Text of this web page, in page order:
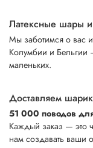
Латексные шары
Мы заботимся о вас
Колумбии и
маленьких.
Доставляем
51 000 поводов
Каждый заказ — это
нам создавать ваши